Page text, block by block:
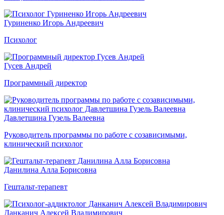
Гуриненко Игорь Андреевич
Психолог
Гусев Андрей
Программный директор
Давлетшина Гузель Валеевна
Руководитель программы по работе с созависимыми,
клинический психолог
Данилина Алла Борисовна
Гештальт-терапевт
Данканич Алексей Владимирович